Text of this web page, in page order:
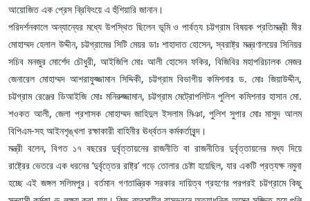
আয়োজিত এক প্রেস ব্রিফিংয়ে এ হুঁশিয়ারি জানান।
পরিদর্শনকালে অন্যান্যের মধ্যে উপস্থিত ছিলেন ভূমি ও পার্বত্য চট্টগ্রাম বিষয়ক প্রতিমন্ত্রী মীর
মোহাম্মদ হেলাল উদ্দীন, চট্টগ্রামের সিটি মেয়র ডাঃ শাহাদাত হোসেন, স্বরাষ্ট্র মন্ত্রণালয়ের সিনিয়র
সচিব মনজুর মোর্শেদ চৌধুরী, আইজিপি মোঃ আলী হোসেন ফকির, বিজিবির মহাপরিচালক মেজর
জেনারেল মোহাম্মদ আশরাফুজ্জামান সিদ্দিকী, চট্টগ্রাম বিভাগীয় কমিশনার ড. মোঃ জিয়াউদ্দীন,
চট্টগ্রাম রেঞ্জের ডিআইজি মোঃ মনিরুজ্জামান, চট্টগ্রাম মেট্রোপলিটন পুলিশ কমিশনার হাসান মো.
শওকত আলী, জেলা প্রশাসক মোহাম্মদ জাহিদুল ইসলাম মিঞা, পুলিশ সুপার মোঃ মাসুদ আলম
বিপিএম-সহ আইনশৃঙ্খলা রক্ষাকারী বাহিনীর ঊর্ধ্বতন কর্মকর্তাবৃন্দ।
মন্ত্রী বলেন, বিগত ১৭ বছরের দুর্বৃত্তায়নের রাজনীতি বা রাজনীতির দুর্বৃত্তায়নের মধ্য দিয়ে
রাষ্ট্রের ভেতরে এক ধরনের ‘দুর্বৃত্তের রাষ্ট্র’ গড়ে তোলার চেষ্টা হয়েছিল, যার একটি প্রত্যক্ষ নমুনা
হচ্ছে এই জঙ্গল সলিমপুর। বর্তমান গণতান্ত্রিক সরকার দায়িত্ব গ্রহণের পরপরই চট্টগ্রামে কিছু